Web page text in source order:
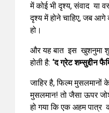
में कोई भी दृश्य, संवाद या
दृश्य में होने चाहिए, जब
हो।
और यह बात इस खुशनुमा
होती है: ‘द ग्रेट शम्सुद्दीन
जाहिर है, फिल्म
मुसलमान! तो जैसा ऊपर
हो गया कि एक अहम पात्र